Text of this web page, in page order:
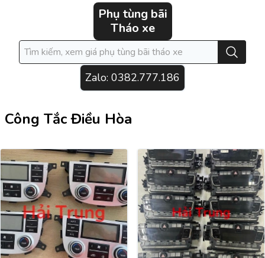
Phụ tùng bãi
Tháo xe
Zalo: 0382.777.186
Công Tắc Điều Hòa